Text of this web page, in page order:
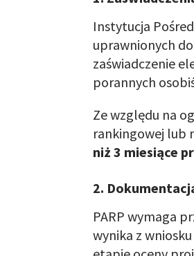
Instytucja
uprawnionych
zaświadczenie
porannych
Ze względu na
rankingowej lub
niż 3 miesiące
2.
PARP wymaga
wynika z